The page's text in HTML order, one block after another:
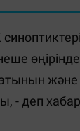
және
- деп